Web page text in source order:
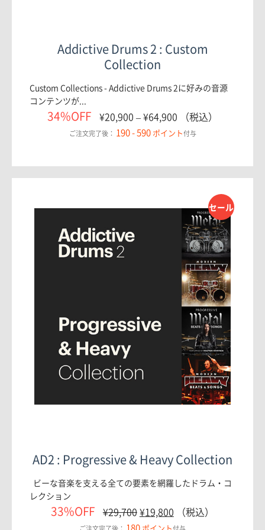
Addictive Drums 2 : Custom
Collection
Custom Collections - Addictive Drums 2に好みの音源
コンテンツが...
34%OFF ¥20,900 –¥64,900 （税込）
ご注文完了後： 190 - 590ポイント付与
セール
AD2 : Progressive & Heavy Collection
ビーな音楽を支える全ての要素を網羅したドラム・コ
レクション
33%OFF ¥29,700¥19,800 （税込）
ポイント